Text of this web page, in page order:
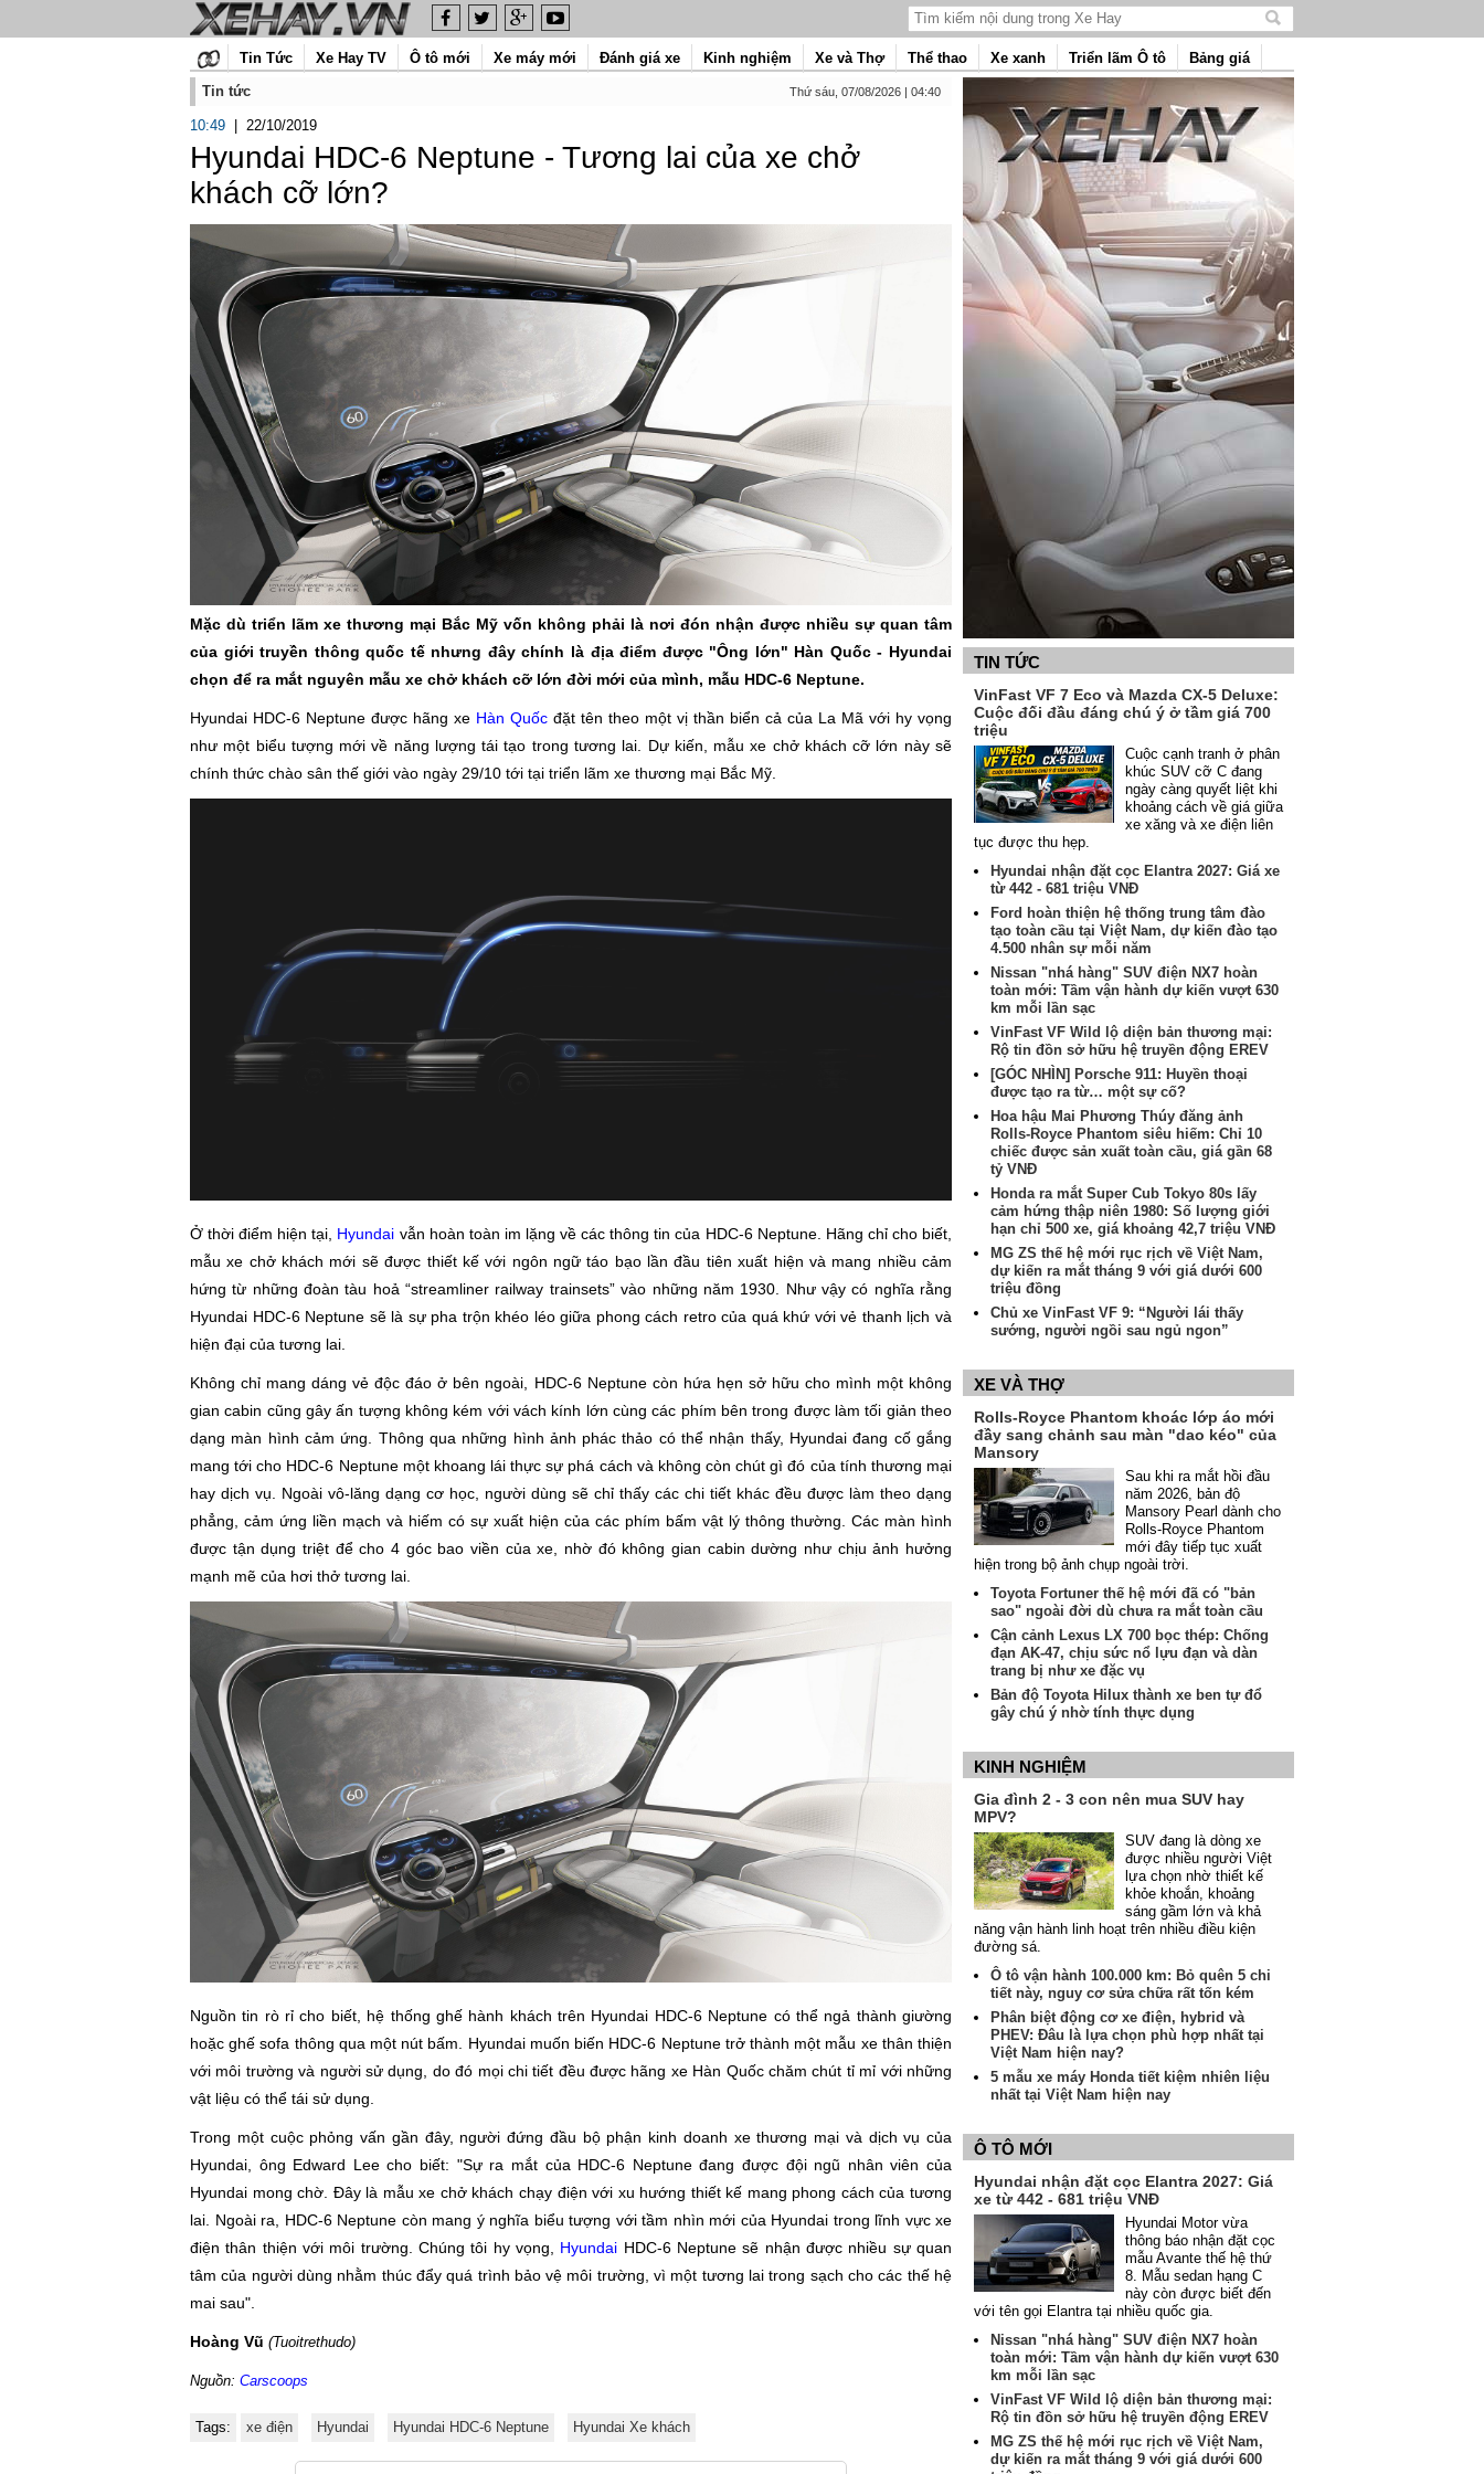
Tìm
nội
dung
Tin Tức Xe Hay TV Ô tô mới Xe máy mới Đánh giá xe Kinh nghiệm Xe và Thợ Thể thao Xe xanh Triển lãm Ô tô
Bảng giá
Tin tức
Thứ sáu, 07/08/2026 | 04:40
10:49 22/10/2019
Hyundai HDC-6 Neptune - Tương lai của xe chở
khách cỡ lớn?
Mặc dù triển lãm xe thương mại Bắc Mỹ vốn không phải là nơi đón nhận được nhiều sự quan tâm
của giới truyền thông quốc tế nhưng đây chính là địa điểm được "Ông lớn" Hàn Quốc - Hyundai
chọn để ra mắt nguyên mẫu xe chở khách cỡ lớn đời mới của mình, mẫu HDC-6 Neptune.
Hyundai HDC-6 Neptune được hãng xe Hàn Quốc đặt tên theo một vị thần biển cả của La Mã với hy vọng
như một biểu tượng mới về năng lượng tái tạo trong tương lai. Dự kiến, mẫu xe chở khách cỡ lớn này sẽ
chính thức chào sân thế giới vào ngày 29/10 tới tại triển lãm xe thương mại Bắc Mỹ.
Ở thời điểm hiện tại, Hyundai vẫn hoàn toàn im lặng về các thông tin của HDC-6 Neptune. Hãng chỉ cho biết,
mẫu xe chở khách mới sẽ được thiết kế với ngôn ngữ táo bạo lần đầu tiên xuất hiện và mang nhiều cảm
hứng từ những đoàn tàu hoả “streamliner railway trainsets” vào những năm 1930. Như vậy có nghĩa rằng
Hyundai HDC-6 Neptune sẽ là sự pha trộn khéo léo giữa phong cách retro của quá khứ với vẻ thanh lịch và
hiện đại của tương lai.
Không chỉ mang dáng vẻ độc đáo ở bên ngoài, HDC-6 Neptune còn hứa hẹn sở hữu cho mình một không
gian cabin cũng gây ấn tượng không kém với vách kính lớn cùng các phím bên trong được làm tối giản theo
dạng màn hình cảm ứng. Thông qua những hình ảnh phác thảo có thể nhận thấy, Hyundai đang cố gắng
mang tới cho HDC-6 Neptune một khoang lái thực sự phá cách và không còn chút gì đó của tính thương mại
hay dịch vụ. Ngoài vô-lăng dạng cơ học, người dùng sẽ chỉ thấy các chi tiết khác đều được làm theo dạng
phẳng, cảm ứng liền mạch và hiếm có sự xuất hiện của các phím bấm vật lý thông thường. Các màn hình
được tận dụng triệt để cho 4 góc bao viền của xe, nhờ đó không gian cabin dường như chịu ảnh hưởng
mạnh mẽ của hơi thở tương lai.
Nguồn tin rò rỉ cho biết, hệ thống ghế hành khách trên Hyundai HDC-6 Neptune có thể ngả thành giường
hoặc ghế sofa thông qua một nút bấm. Hyundai muốn biến HDC-6 Neptune trở thành một mẫu xe thân thiện
với môi trường và người sử dụng, do đó mọi chi tiết đều được hãng xe Hàn Quốc chăm chút tỉ mỉ với những
vật liệu có thể tái sử dụng.
Trong một cuộc phỏng vấn gần đây, người đứng đầu bộ phận kinh doanh xe thương mại và dịch vụ của
Hyundai, ông Edward Lee cho biết: "Sự ra mắt của HDC-6 Neptune đang được đội ngũ nhân viên của
Hyundai mong chờ. Đây là mẫu xe chở khách chạy điện với xu hướng thiết kế mang phong cách của tương
lai. Ngoài ra, HDC-6 Neptune còn mang ý nghĩa biểu tượng với tầm nhìn mới của Hyundai trong lĩnh vực xe
điện thân thiện với môi trường. Chúng tôi hy vọng, Hyundai HDC-6 Neptune sẽ nhận được nhiều sự quan
tâm của người dùng nhằm thúc đẩy quá trình bảo vệ môi trường, vì một tương lai trong sạch cho các thế hệ
mai sau".
Hoàng Vũ (Tuoitrethudo)
Nguồn: Carscoops
Tags: xe điện Hyundai Hyundai HDC-6 Neptune Hyundai Xe khách
TIN TỨC
VinFast VF 7 Eco và Mazda CX-5 Deluxe:
Cuộc đối đầu đáng chú ý ở tầm giá 700
triệu
Cuộc cạnh tranh ở phân
khúc SUV cỡ C đang
ngày càng quyết liệt khi
khoảng cách về giá giữa
xe xăng và xe điện liên
tục được thu hẹp.
Hyundai nhận đặt cọc Elantra 2027: Giá xe
từ 442 - 681 triệu VNĐ
Ford hoàn thiện hệ thống trung tâm đào
tạo toàn cầu tại Việt Nam, dự kiến đào tạo
4.500 nhân sự mỗi năm
Nissan "nhá hàng" SUV điện NX7 hoàn
toàn mới: Tầm vận hành dự kiến vượt 630
km mỗi lần sạc
VinFast VF Wild lộ diện bản thương mại:
Rộ tin đồn sở hữu hệ truyền động EREV
[GÓC NHÌN] Porsche 911: Huyền thoại
được tạo ra từ… một sự cố?
Hoa hậu Mai Phương Thúy đăng ảnh
Rolls-Royce Phantom siêu hiếm: Chỉ 10
chiếc được sản xuất toàn cầu, giá gần 68
tỷ VNĐ
Honda ra mắt Super Cub Tokyo 80s lấy
cảm hứng thập niên 1980: Số lượng giới
hạn chỉ 500 xe, giá khoảng 42,7 triệu VNĐ
MG ZS thế hệ mới rục rịch về Việt Nam,
dự kiến ra mắt tháng 9 với giá dưới 600
triệu đồng
Chủ xe VinFast VF 9: “Người lái thấy
sướng, người ngồi sau ngủ ngon”
XE VÀ THỢ
Rolls-Royce Phantom khoác lớp áo mới
đầy sang chảnh sau màn "dao kéo" của
Mansory
Sau khi ra mắt hồi đầu
năm 2026, bản độ
Mansory Pearl dành cho
Rolls-Royce Phantom
mới đây tiếp tục xuất
hiện trong bộ ảnh chụp ngoài trời.
Toyota Fortuner thế hệ mới đã có "bản
sao" ngoài đời dù chưa ra mắt toàn cầu
Cận cảnh Lexus LX 700 bọc thép: Chống
đạn AK-47, chịu sức nổ lựu đạn và dàn
trang bị như xe đặc vụ
Bản độ Toyota Hilux thành xe ben tự đổ
gây chú ý nhờ tính thực dụng
KINH NGHIỆM
Gia đình 2 - 3 con nên mua SUV hay
MPV?
SUV đang là dòng xe
được nhiều người Việt
lựa chọn nhờ thiết kế
khỏe khoắn, khoảng
sáng gầm lớn và khả
năng vận hành linh hoạt trên nhiều điều kiện
đường sá.
Ô tô vận hành 100.000 km: Bỏ quên 5 chi
tiết này, nguy cơ sửa chữa rất tốn kém
Phân biệt động cơ xe điện, hybrid và
PHEV: Đâu là lựa chọn phù hợp nhất tại
Việt Nam hiện nay?
5 mẫu xe máy Honda tiết kiệm nhiên liệu
nhất tại Việt Nam hiện nay
Ô TÔ MỚI
Hyundai nhận đặt cọc Elantra 2027: Giá
xe từ 442 - 681 triệu VNĐ
Hyundai Motor vừa
thông báo nhận đặt cọc
mẫu Avante thế hệ thứ
8. Mẫu sedan hạng C
này còn được biết đến
với tên gọi Elantra tại nhiều quốc gia.
Nissan "nhá hàng" SUV điện NX7 hoàn
toàn mới: Tầm vận hành dự kiến vượt 630
km mỗi lần sạc
VinFast VF Wild lộ diện bản thương mại:
Rộ tin đồn sở hữu hệ truyền động EREV
MG ZS thế hệ mới rục rịch về Việt Nam,
dự kiến ra mắt tháng 9 với giá dưới 600